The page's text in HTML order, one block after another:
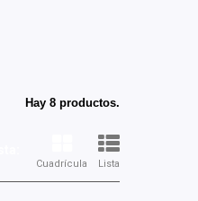
Hay 8 productos.
Cuadrícula Lista